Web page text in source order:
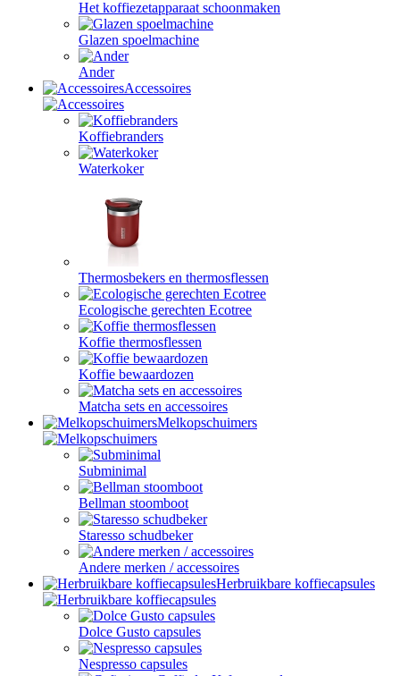
Het koffiezetapparaat schoonmaken
Glazen spoelmachine
Ander
Accessoires
Koffiebranders
Waterkoker
Thermosbekers en thermosflessen
Ecologische gerechten Ecotree
Koffie thermosflessen
Koffie bewaardozen
Matcha sets en accessoires
Melkopschuimers
Subminimal
Bellman stoomboot
Staresso schudbeker
Andere merken / accessoires
Herbruikbare koffiecapsules
Dolce Gusto capsules
Nespresso capsules